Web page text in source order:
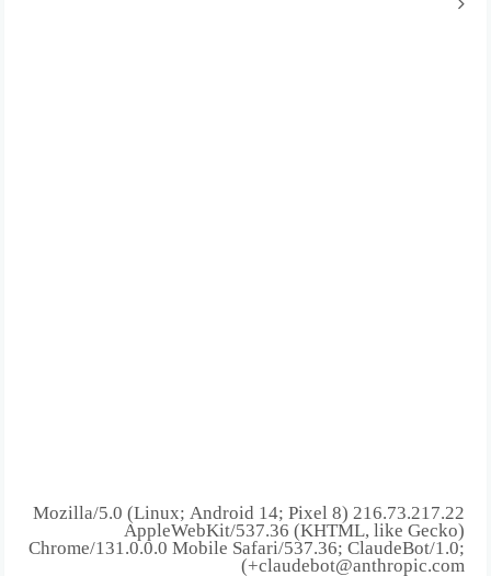
216.73.217.22 Mozilla/5.0 (Linux; Android 14; Pixel 8)
AppleWebKit/537.36 (KHTML, like Gecko)
Chrome/131.0.0.0 Mobile Safari/537.36; ClaudeBot/1.0;
+claudebot@anthropic.com)